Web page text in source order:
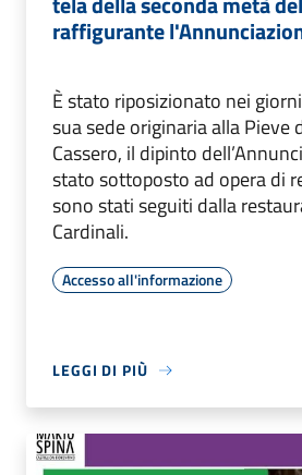
raffigurante
È stato riposizionato nei
sua sede originaria alla Pieve
Cassero, il dipinto
stato sottoposto ad opera di
sono stati seguiti dalla
Cardinali.
Accesso all'informazione
LEGGI DI PIÙ